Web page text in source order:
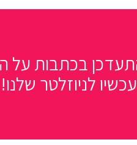
בכתבות על
לניוזלטר שלנו!